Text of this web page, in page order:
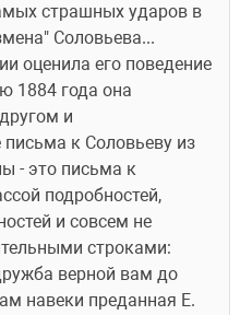
страшных ударов в
Соловьева...
оценила его поведение
1884 года она
и
к Соловьеву из
- это письма к
подробностей,
и совсем не
строками:
верной вам до
навеки преданная Е.